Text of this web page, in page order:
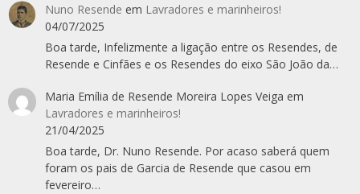
Nuno Resende em Lavradores e marinheiros!
04/07/2025
Boa tarde, Infelizmente a ligação entre os Resendes, de
Resende e Cinfães e os Resendes do eixo São João da…
Maria Emília de Resende Moreira Lopes Veiga em
Lavradores e marinheiros!
21/04/2025
Boa tarde, Dr. Nuno Resende. Por acaso saberá quem
foram os pais de Garcia de Resende que casou em
fevereiro…